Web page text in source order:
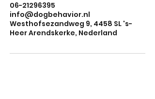
06-21296395
info@dogbehavior.nl
Westhofsezandweg 9, 4458 SL 's-
Heer Arendskerke, Nederland